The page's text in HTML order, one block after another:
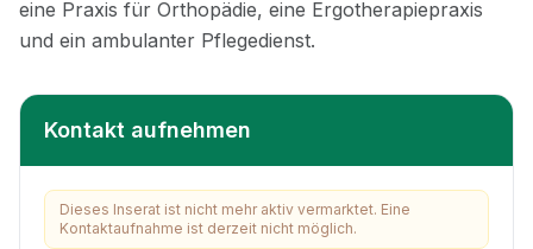
Kontakt aufnehmen
Dieses Inserat ist nicht mehr aktiv vermarktet. Eine
Kontaktaufnahme ist derzeit nicht möglich.